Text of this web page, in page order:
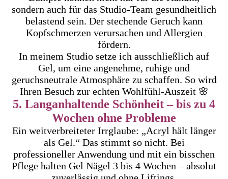
sondern auch für das Studio-Team gesundheitlich
belastend sein. Der stechende Geruch kann
Kopfschmerzen verursachen und Allergien
fördern.
In meinem Studio setze ich ausschließlich auf
Gel, um eine angenehme, ruhige und
geruchsneutrale Atmosphäre zu schaffen. So wird
Ihren Besuch zur echten Wohlfühl-Auszeit 🌸
5. Langanhaltende Schönheit – bis zu 4
Wochen ohne Probleme
Ein weitverbreiteter Irrglaube: „Acryl hält länger
als Gel.“ Das stimmt so nicht. Bei
professioneller Anwendung und mit ein bisschen
Pflege halten Gel Nägel 3 bis 4 Wochen – absolut